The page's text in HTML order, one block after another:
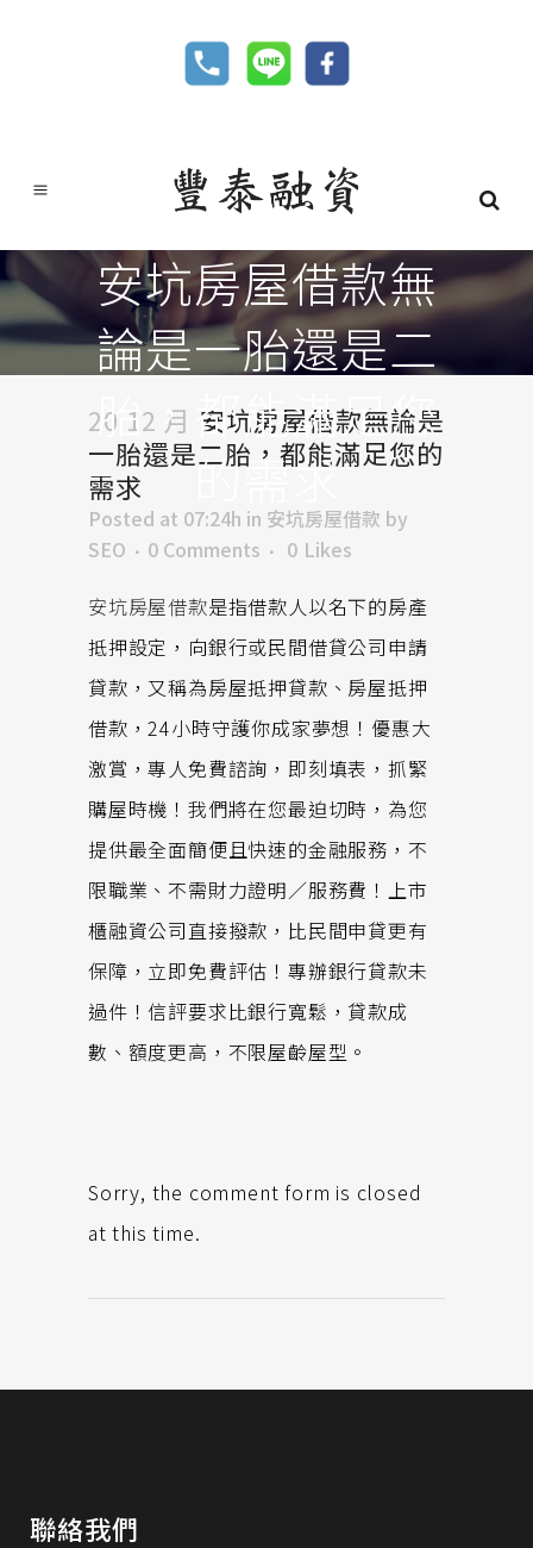
安坑房屋借款無
論是一胎還是二
胎，都能滿足您
的需求
20 12 月 安坑房屋借款無論是
一胎還是二胎，都能滿足您的
需求
Posted at 07:24h in 安坑房屋借款 by
SEO
0 Comments 0 Likes
安坑房屋借款是指借款人以名下的房產
抵押設定，向銀行或民間借貸公司申請
貸款，又稱為房屋抵押貸款、房屋抵押
借款，24小時守護你成家夢想！優惠大
激賞，專人免費諮詢，即刻填表，抓緊
購屋時機！我們將在您最迫切時，為您
提供最全面簡便且快速的金融服務，不
限職業、不需財力證明∕服務費！上市
櫃融資公司直接撥款，比民間申貸更有
保障，立即免費評估！專辦銀行貸款未
過件！信評要求比銀行寬鬆，貸款成
數、額度更高，不限屋齡屋型。
Sorry, the comment form is closed
at this time.
聯絡我們